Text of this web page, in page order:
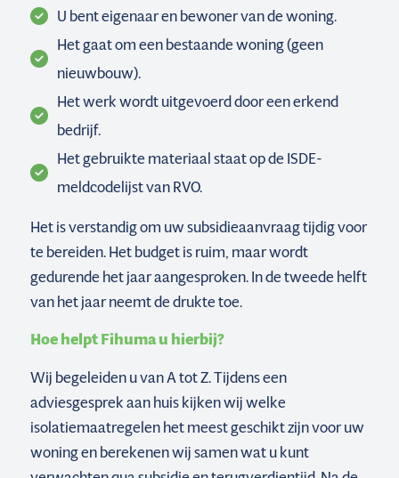
U bent eigenaar en bewoner van de woning.
Het gaat om een bestaande woning (geen
nieuwbouw).
Het werk wordt uitgevoerd door een erkend
bedrijf.
Het gebruikte materiaal staat op de ISDE-
meldcodelijst van RVO.
Het is verstandig om uw subsidieaanvraag tijdig voor
te bereiden. Het budget is ruim, maar wordt
gedurende het jaar aangesproken. In de tweede helft
van het jaar neemt de drukte toe.
Hoe helpt Fihuma u hierbij?
Wij begeleiden u van A tot Z. Tijdens een
adviesgesprek aan huis kijken wij welke
isolatiemaatregelen het meest geschikt zijn voor uw
woning en berekenen wij samen wat u kunt